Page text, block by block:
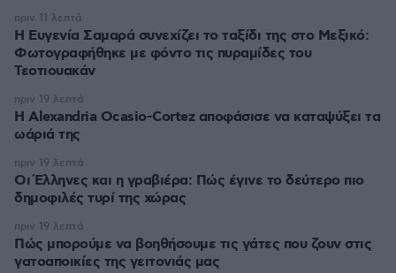
Η Ευγενία Σαμαρά συνεχίζει το ταξίδι της στο Μεξικό:
Φωτογραφήθηκε με φόντο τις πυραμίδες του
Τεοτιουακάν
πριν 11 λεπτά
Η Alexandria Ocasio-Cortez αποφάσισε να καταψύξει τα
ωάριά της
πριν 19 λεπτά
Οι Έλληνες και η γραβιέρα: Πώς έγινε το δεύτερο πιο
δημοφιλές τυρί της χώρας
πριν 19 λεπτά
Πώς μπορούμε να βοηθήσουμε τις γάτες που ζουν στις
γατοαποικίες της γειτονιάς μας
πριν 19 λεπτά